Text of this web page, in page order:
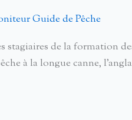
Guide de Pêche
stagiaires de la formation
à la longue canne,